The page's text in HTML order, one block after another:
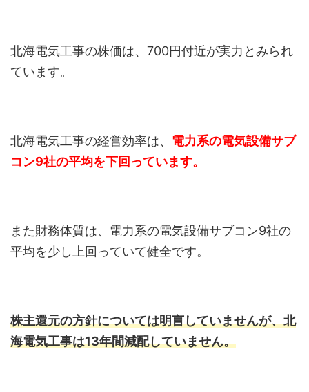
北海電気工事の株価は、700円付近が実力とみられ
ています。
北海電気工事の経営効率は、 電力系の電気設備サブ
コン9社の平均を下回っています。
また財務体質は、電力系の電気設備サブコン9社の
平均を少し上回っていて健全です。
株主還元の方針については明言していませんが、北
海電気工事は13年間減配していません。